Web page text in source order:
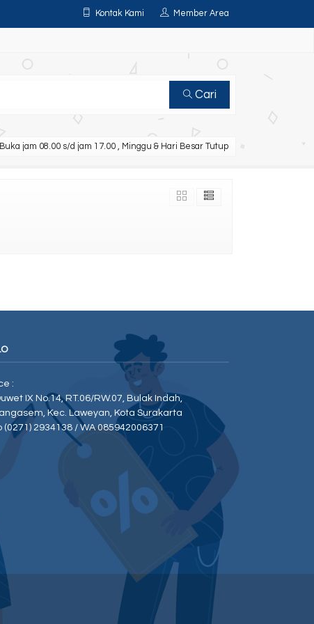
Kontak Kami Member Area
Cari
Buka jam 08.00 s/d jam 17.00 , Minggu & Hari Besar Tutup
:
IX No.14, RT.06/RW.07, Bulak Indah,
Kec. Laweyan, Kota Surakarta
(0271) 2934138 / WA 085942006371